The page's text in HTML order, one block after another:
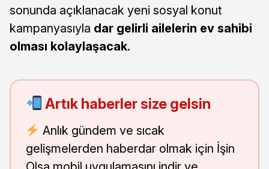
sonunda açıklanacak yeni sosyal konut
kampanyasıyla dar gelirli ailelerin ev sahibi
olması kolaylaşacak.
Artık haberler size gelsin
Anlık gündem ve sıcak
gelişmelerden haberdar olmak için İşin